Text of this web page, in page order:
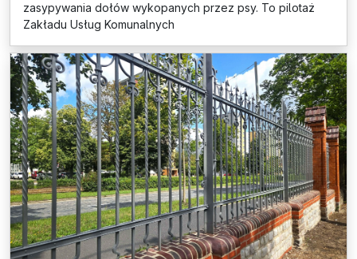
zasypywania dołów wykopanych przez psy. To pilotaż
Zakładu Usług Komunalnych